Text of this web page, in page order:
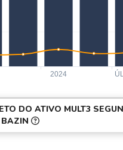
DO ATIVO MULT3